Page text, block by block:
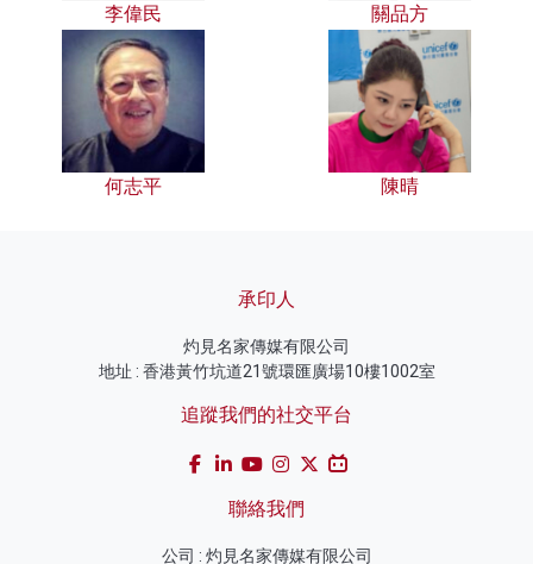
李偉民 關品方
何志平 陳晴
承印人
灼見名家傳媒有限公司
地址 : 香港黃竹坑道21號環匯廣場10樓1002室
追蹤我們的社交平台
聯絡我們
公司 : 灼見名家傳媒有限公司